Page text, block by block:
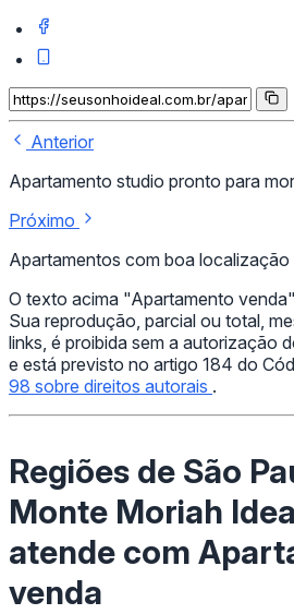
Anterior
Apartamento studio pronto para
Próximo
Apartamentos com boa localização
O texto acima "Apartamento
Sua reprodução, parcial ou total,
links, é proibida sem a autorização
e está previsto no artigo 184 do
98 sobre direitos autorais .
Regiões de São
Monte Moriah
atende com
venda